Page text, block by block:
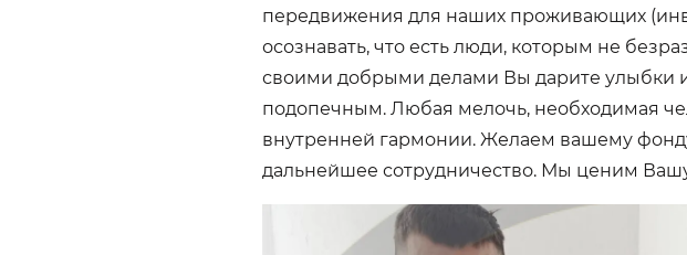
передвижения для наших проживающих
осознавать, что есть люди, которым не
своими добрыми делами Вы дарите улыбки
подопечным. Любая мелочь, необходимая
внутренней гармонии. Желаем вашему
дальнейшее сотрудничество. Мы ценим